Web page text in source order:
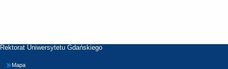
Rektorat Uniwersytetu Gdańskiego
Mapa